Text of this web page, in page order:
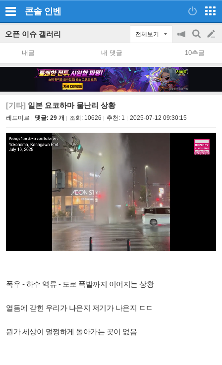
콘솔 인벤
오픈 이슈 갤러리 전체보기
공
지
on/off
검
색
글
쓰
내글 내 댓글 10추글
[기타] 일본 요코하마 물난리 상황
레드미르 댓글: 29 개 조회: 10626 추천: 1 2025-07-12 09:30:15
폭우 - 하수 역류 - 도로 폭발까지 이어지는 상황
열돔에 갇힌 우리가 나은지 저기가 나은지 ㄷㄷ
뭔가 세상이 멀쩡하게 돌아가는 곳이 없음